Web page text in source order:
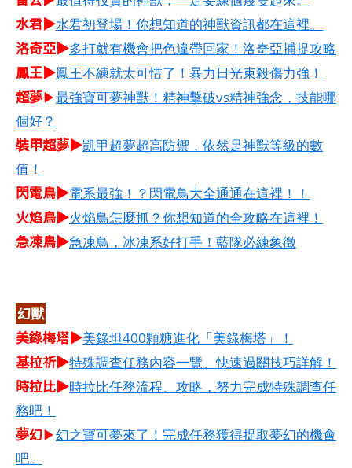
水君▶水君初登場！你想知道的神獸資訊都在這裡。
洛奇亞▶多打就有機會把色違帶回家！洛奇亞捕捉攻略
鳳王▶鳳王不練就太可惜了！暴力日光束殺傷力強！
超夢▶最強寶可夢神獸！精神擊破vs精神強念，技能哪
個好？
裝甲超夢▶凱甲超夢超高防禦，依然是神獸等級的數
值！
閃電鳥▶電系最強！？閃電鳥大全通通在這裡！！
火焰鳥▶火焰鳥怎麼抓？你想知道的全攻略在這裡！
急凍鳥▶急凍鳥，冰凍系好打手！藍隊必練象徵
幻獸
美錄梅塔▶美錄坦400顆糖進化「美錄梅塔」！
基拉祈▶特殊調查任務內容一覽、快速過關技巧詳解！
時拉比▶時拉比任務流程、攻略，努力完成特殊調查任
務吧！
夢幻▶幻之寶可夢來了！完成任務獲得捉取夢幻的機會
吧。